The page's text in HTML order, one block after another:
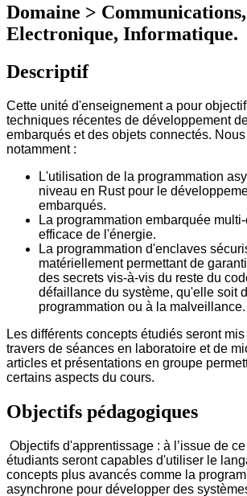
Domaine > Communications,
Electronique, Informatique.
Descriptif
Cette unité d'enseignement a pour
techniques récentes de développement
embarqués et des objets connectés.
notamment :
L'utilisation de la programmation
niveau en Rust pour le
embarqués.
La programmation embarquée
efficace de l'énergie.
La programmation d'enclaves
matériellement permettant de
des secrets vis-à-vis du reste du
défaillance du système, qu'elle soit
programmation ou à la malveillance.
Les différents concepts étudiés seront
travers de séances en laboratoire et de
articles et présentations en groupe
certains aspects du cours.
Objectifs pédagogiques
Objectifs d'apprentissage : à l’issue de
étudiants seront capables d'utiliser le
concepts plus avancés comme la
asynchrone pour développer des